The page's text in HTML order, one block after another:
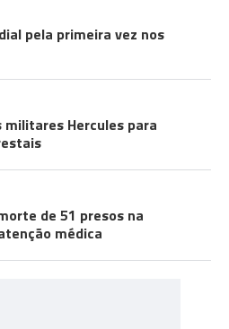
pela primeira vez nos
militares Hercules para
de 51 presos na
médica